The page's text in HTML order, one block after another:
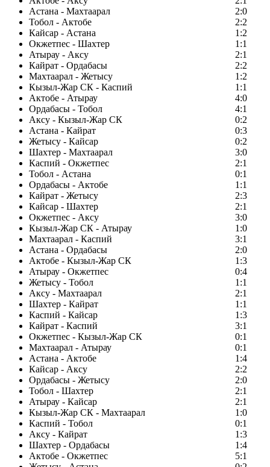
Астана - Махтаарал
2:0
Тобол - Актобе
2:2
Кайсар - Астана
1:2
Окжетпес - Шахтер
1:1
Атырау - Аксу
2:1
Кайрат - Ордабасы
2:2
Махтаарал - Жетысу
1:2
Кызыл-Жар СК - Каспий
1:1
Актобе - Атырау
4:0
Ордабасы - Тобол
4:1
Аксу - Кызыл-Жар СК
0:2
Астана - Кайрат
0:3
Жетысу - Кайсар
0:2
Шахтер - Махтаарал
3:0
Каспий - Окжетпес
2:1
Тобол - Астана
0:1
Ордабасы - Актобе
1:1
Кайрат - Жетысу
2:3
Кайсар - Шахтер
2:1
Окжетпес - Аксу
3:0
Кызыл-Жар СК - Атырау
1:0
Махтаарал - Каспий
3:1
Астана - Ордабасы
2:0
Актобе - Кызыл-Жар СК
1:3
Атырау - Окжетпес
0:4
Жетысу - Тобол
1:1
Аксу - Махтаарал
2:1
Шахтер - Кайрат
1:1
Каспий - Кайсар
1:3
Кайрат - Каспий
3:1
Окжетпес - Кызыл-Жар СК
0:1
Махтаарал - Атырау
0:1
Астана - Актобе
1:4
Кайсар - Аксу
2:2
Ордабасы - Жетысу
2:0
Тобол - Шахтер
2:1
Атырау - Кайсар
2:1
Кызыл-Жар СК - Махтаарал
1:0
Каспий - Тобол
0:1
Аксу - Кайрат
1:3
Шахтер - Ордабасы
1:4
Актобе - Окжетпес
5:1